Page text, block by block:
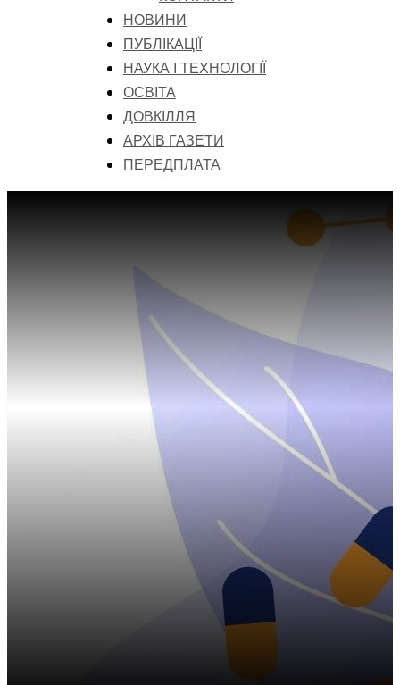
НОВИНИ
ПУБЛІКАЦІЇ
НАУКА І ТЕХНОЛОГІЇ
ОСВІТА
ДОВКІЛЛЯ
АРХІВ ГАЗЕТИ
ПЕРЕДПЛАТА